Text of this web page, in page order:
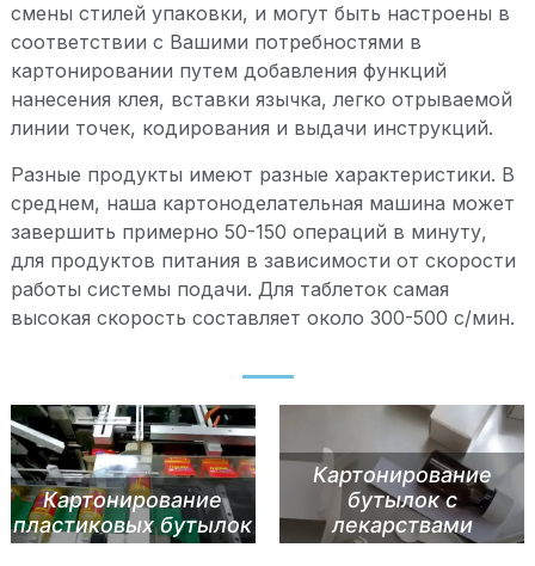
смены стилей упаковки, и могут быть настроены в
соответствии с Вашими потребностями в
картонировании путем добавления функций
нанесения клея, вставки язычка, легко отрываемой
линии точек, кодирования и выдачи инструкций.
Разные продукты имеют разные характеристики. В
среднем, наша картоноделательная машина может
завершить примерно 50-150 операций в минуту,
для продуктов питания в зависимости от скорости
работы системы подачи. Для таблеток самая
высокая скорость составляет около 300-500 с/мин.
Картонирование
пластиковых бутылок
Картонирование
бутылок с
лекарствами